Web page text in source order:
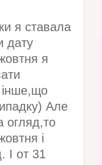
я ставала
дату
я
інше,що
Але
огляд,то
і
І от 31